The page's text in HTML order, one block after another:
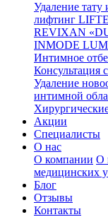
Удаление тату
лифтинг
REVIXAN
INMODE
Интимное
Консультация
Удаление
интимной
Акции
Специалисты
О нас
О компании О
медицинских
Блог
Отзывы
Контакты